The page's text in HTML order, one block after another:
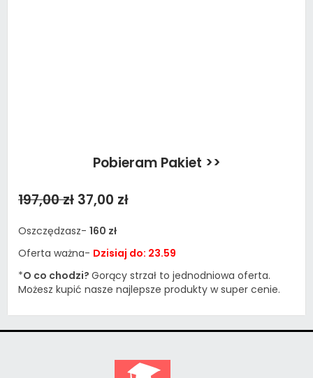
Pobieram Pakiet >>
197,00 zł 37,00 zł
Oszczędzasz- 160 zł
Oferta ważna- Dzisiaj do: 23.59
*O co chodzi? Gorący strzał to jednodniowa oferta.
Możesz kupić nasze najlepsze produkty w super cenie.